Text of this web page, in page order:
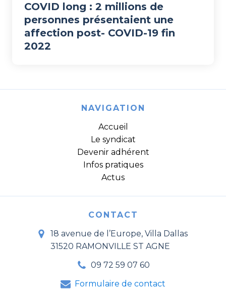
COVID long : 2 millions de
personnes présentaient une
affection post- COVID-19 fin
2022
NAVIGATION
Accueil
Le syndicat
Devenir adhérent
Infos pratiques
Actus
CONTACT
18 avenue de l’Europe, Villa Dallas
31520 RAMONVILLE ST AGNE
09 72 59 07 60
Formulaire de contact